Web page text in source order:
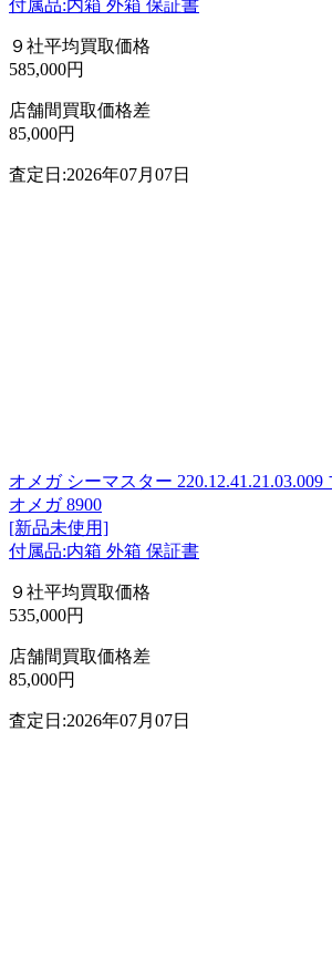
付属品:内箱 外箱 保証書
９社平均買取価格
585,000円
店舗間買取価格差
85,000円
査定日:2026年07月07日
オメガ シーマスター
オメガ 8900
[新品未使用]
付属品:内箱 外箱 保証書
９社平均買取価格
535,000円
店舗間買取価格差
85,000円
査定日:2026年07月07日